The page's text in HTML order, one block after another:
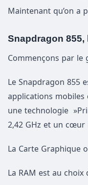
Maintenant qu’on a
Snapdragon
Commençons par le
Le Snapdragon 855
applications mobiles
une technologie
2,42 GHz et un cœur
La Carte Graphique
La RAM est au